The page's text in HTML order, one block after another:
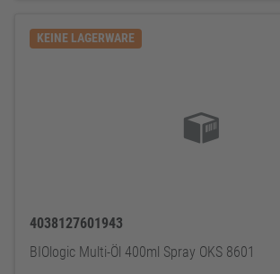
KEINE LAGERWARE
4038127601943
BIOlogic Multi-Öl 400ml Spray OKS 8601